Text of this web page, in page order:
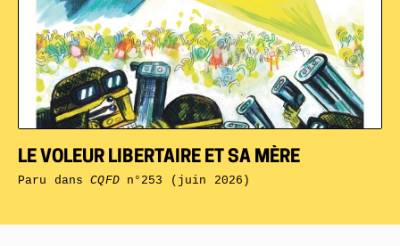
LE VOLEUR LIBERTAIRE ET SA MÈRE
Paru dansCQFDn°253 (juin 2026)